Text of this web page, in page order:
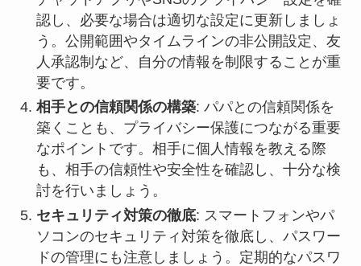
認し、必要な場合は適切な設定に更新しましょ
う。公開範囲やタイムラインの非公開設定、友
人承認制など、自分の情報を制限することが重
要です。
相手との信頼関係の構築: パパとの信頼関係を
築くことも、プライバシー保護につながる重要
なポイントです。相手に個人情報を教える際
も、相手の信頼性や安全性を確認し、十分な検
討を行いましょう。
セキュリティ対策の徹底: スマートフォンやパ
ソコンのセキュリティ対策を徹底し、パスワー
ドの管理にも注意しましょう。定期的なパスワ